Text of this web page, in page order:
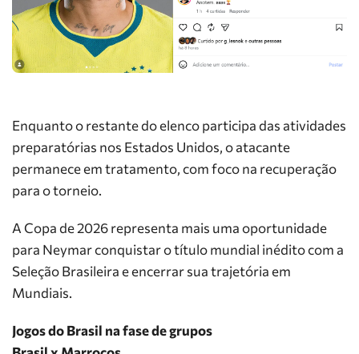
Enquanto o restante do elenco participa das atividades
preparatórias nos Estados Unidos, o atacante
permanece em tratamento, com foco na recuperação
para o torneio.
A Copa de 2026 representa mais uma oportunidade
para Neymar conquistar o título mundial inédito com a
Seleção Brasileira e encerrar sua trajetória em
Mundiais.
Jogos do Brasil na fase de grupos